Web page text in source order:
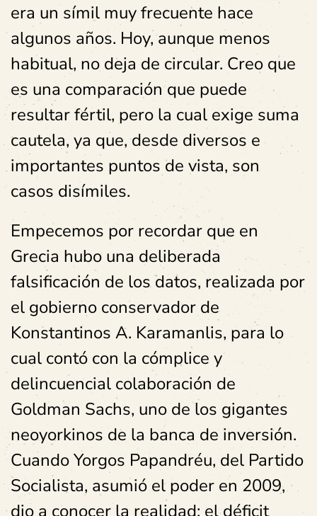
era un símil muy frecuente hace
algunos años. Hoy, aunque menos
habitual, no deja de circular. Creo que
es una comparación que puede
resultar fértil, pero la cual exige suma
cautela, ya que, desde diversos e
importantes puntos de vista, son
casos disímiles.
Empecemos por recordar que en
Grecia hubo una deliberada
falsificación de los datos, realizada por
el gobierno conservador de
Konstantinos A. Karamanlis, para lo
cual contó con la cómplice y
delincuencial colaboración de
Goldman Sachs, uno de los gigantes
neoyorkinos de la banca de inversión.
Cuando Yorgos Papandréu, del Partido
Socialista, asumió el poder en 2009,
dio a conocer la realidad: el déficit